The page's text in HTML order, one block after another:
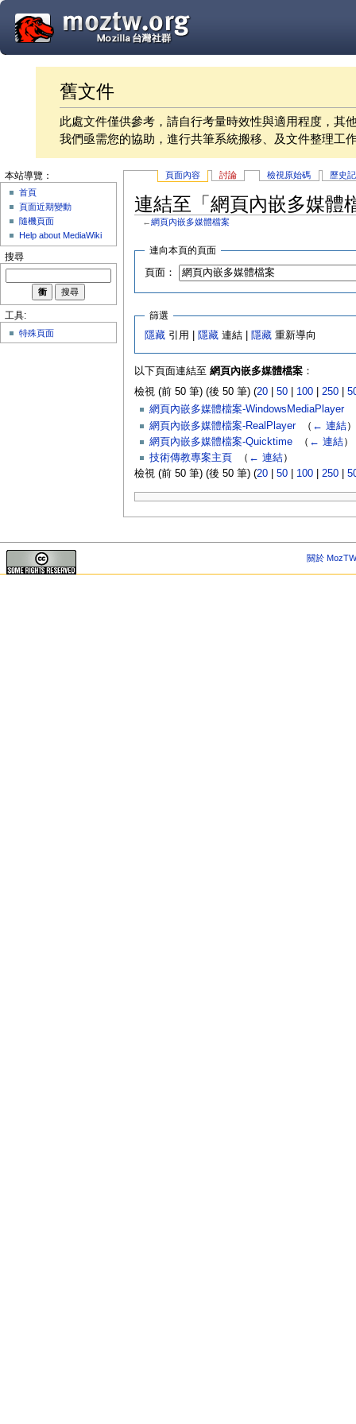
舊文件
此處文件僅供參考，請自行考量時效性與適用程度，其
我們亟需您的協助，進行共筆系統搬移、及文件整理工
頁面內容 討論 檢視原始碼 歷史
連結至「網頁內嵌多媒體
←網頁內嵌多媒體檔案
連向本頁的頁面
頁面：
篩選
隱藏 引用 | 隱藏 連結 | 隱藏 重新導向
以下頁面連結至 網頁內嵌多媒體檔案：
檢視 (前 50 筆) (後 50 筆) (20| 50| 100| 250|
網頁內嵌多媒體檔案-WindowsMediaPlayer‎
網頁內嵌多媒體檔案-RealPlayer‎ （ ← 連結）
網頁內嵌多媒體檔案-Quicktime‎ （ ← 連結）
技術傳教專案主頁
（ ← 連結）
檢視 (前 50 筆) (後 50 筆) (20| 50| 100| 250|
本站導覽：
首頁
頁面近期變動
隨機頁面
Help about MediaWiki
搜尋
工具:
特殊頁面
關於